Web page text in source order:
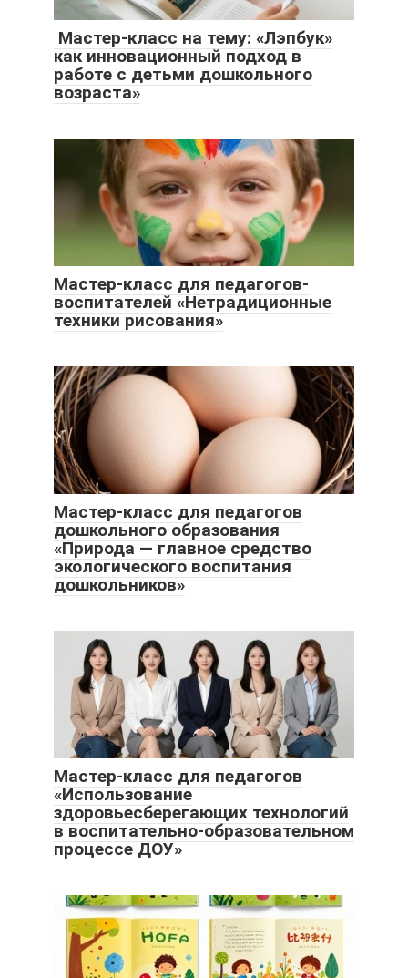
Мастер-класс на тему: «Лэпбук»
как инновационный подход в
работе с детьми дошкольного
возраста»
Мастер-класс для педагогов-
воспитателей «Нетрадиционные
техники рисования»
Мастер-класс для педагогов
дошкольного образования
«Природа — главное средство
экологического воспитания
дошкольников»
Мастер-класс для педагогов
«Использование
здоровьесберегающих технологий
в воспитательно-образовательном
процессе ДОУ»